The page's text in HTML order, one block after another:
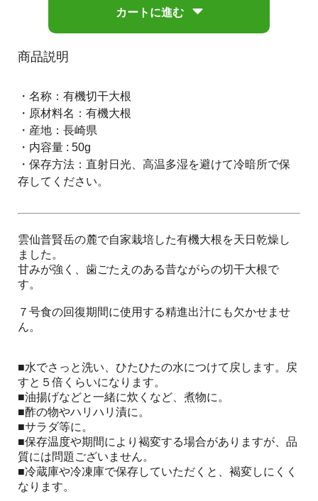
カートに進む
商品説明
・名称：有機切干大根
・原材料名：有機大根
・産地：長崎県
・内容量 : 50g
・保存方法：直射日光、高温多湿を避けて冷暗所で保
存してください。
雲仙普賢岳の麓で自家栽培した有機大根を天日乾燥し
ました。
甘みが強く、歯ごたえのある昔ながらの切干大根で
す。
７号食の回復期間に使用する精進出汁にも欠かせませ
ん。
■水でさっと洗い、ひたひたの水につけて戻します。戻
すと５倍くらいになります。
■油揚げなどと一緒に炊くなど、煮物に。
■酢の物やハリハリ漬に。
■サラダ等に。
■保存温度や期間により褐変する場合がありますが、品
質には問題ございません。
■冷蔵庫や冷凍庫で保存していただくと、褐変しにくく
なります。